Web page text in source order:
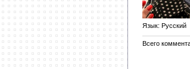
Язык: Русский
Всего